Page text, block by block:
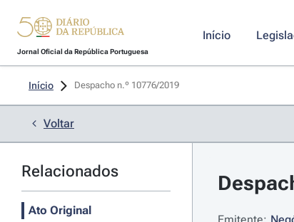
Jornal Oficial da República Portuguesa
Início
Início Despacho n.º 10776/2019
Voltar
Relacionados
Ato Original